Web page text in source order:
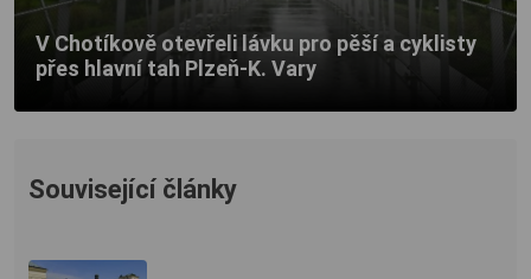
V Chotíkově otevřeli lávku pro pěší a cyklisty
přes hlavní tah Plzeň-K. Vary
Související články